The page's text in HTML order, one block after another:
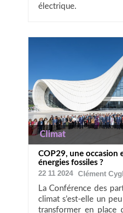
électrique.
Climat
COP29, une occasion
énergies fossiles ?
22 11 2024
Clément
La Conférence des
climat s’est-elle un
transformer en place